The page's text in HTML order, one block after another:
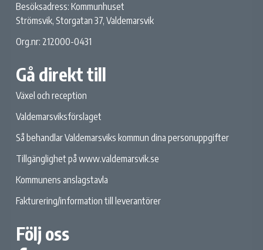
Besöksadress: Kommunhuset
Strömsvik, Storgatan 37, Valdemarsvik
Org.nr: 212000-0431
Gå direkt till
Växel och reception
Valdemarsviksförslaget
Så behandlar Valdemarsviks kommun dina personuppgifter
Tillgänglighet på www.valdemarsvik.se
Kommunens anslagstavla
Fakturering/information till leverantörer
Följ oss